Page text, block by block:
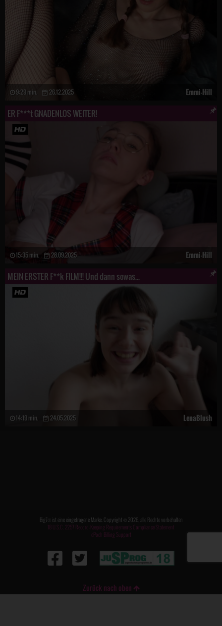
9:29 min. 26.12.2025 Emmi-Hill
ER F***t GNADENLOS WEITER!
15:35 min. 28.09.2025 Emmi-Hill
MEIN ERSTER F**k FILM!!! Und dann sowas...
14:19 min. 24.05.2025 LenaBlush
Big7® ist eine eingetragene Marke. Copyright © 2026, alle Rechte vorbehalten
18 U.S.C. 2257 Record-Keeping Requirements Compliance Statement
ePoch Billing Support
Zurück nach oben